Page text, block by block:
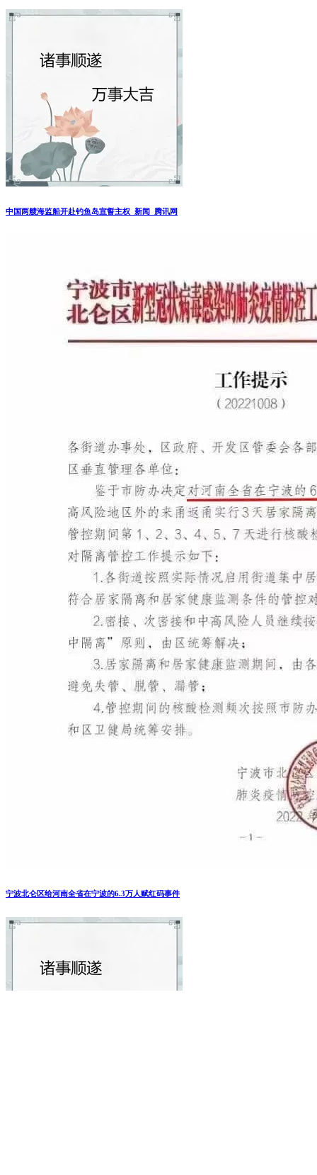
中国两艘海监船开赴钓鱼岛宣誓主权_新闻_腾讯网
宁波北仑区给河南全省在宁波的6.3万人赋红码事件